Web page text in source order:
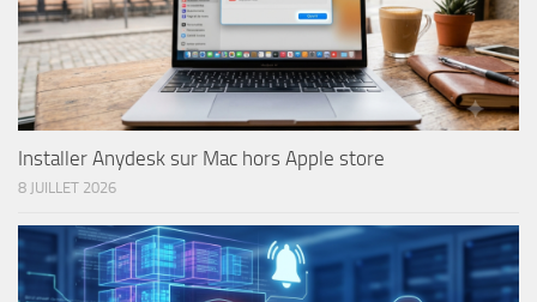
Installer Anydesk sur Mac hors Apple store
8 JUILLET 2026